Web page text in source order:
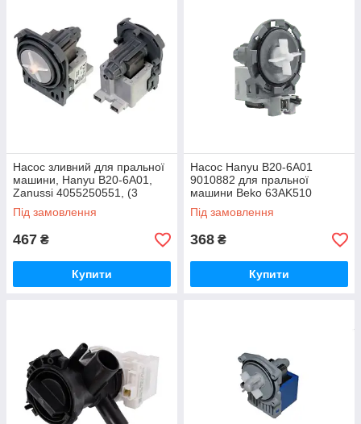
Насос зливний для пральної
машини, Hanyu B20-6A01,
Zanussi 4055250551, (3
защіпки)
Під замовлення
467 ₴
Купити
Насос Hanyu B20-6A01
9010882 для пральної
машини Beko 63AK510
Під замовлення
368 ₴
Купити